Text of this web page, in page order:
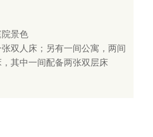
景色
双人床；另有一间公寓，两间
其中一间配备两张双层床